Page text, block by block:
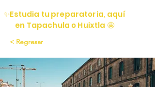
✨Estudia tu preparatoria, aquí
en Tapachula o Huixtla 🤩
< Regresar